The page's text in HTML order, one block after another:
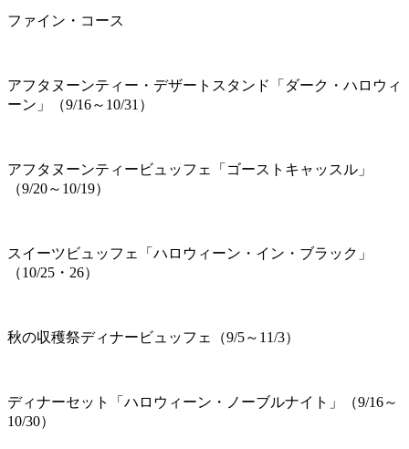
ファイン・コース
アフタヌーンティー・デザートスタンド「ダーク・ハロウィ
ーン」（9/16～10/31）
アフタヌーンティービュッフェ「ゴーストキャッスル」
（9/20～10/19）
スイーツビュッフェ「ハロウィーン・イン・ブラック」
（10/25・26）
秋の収穫祭ディナービュッフェ（9/5～11/3）
ディナーセット「ハロウィーン・ノーブルナイト」（9/16～
10/30）